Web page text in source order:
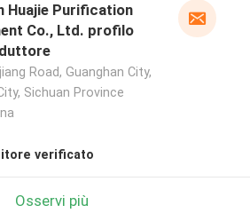
Huajie Purification
Co., Ltd. profilo
Road, Guanghan City,
Sichuan Province
verificato
Osservi più